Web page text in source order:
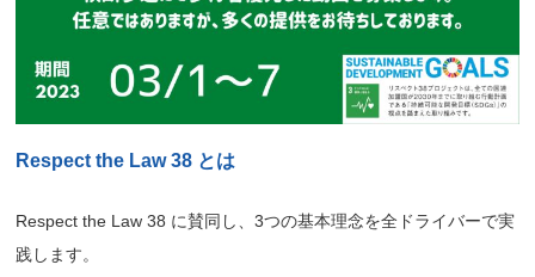
Respect the Law 38 とは
Respect the Law 38 に賛同し、3つの基本理念を全ドライバーで実
践します。